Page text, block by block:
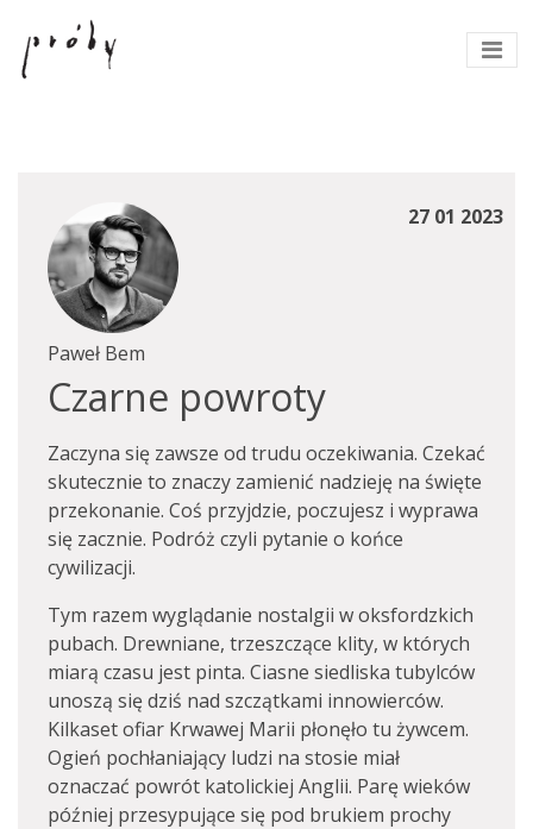
27 01 2023
Paweł Bem
Czarne powroty
Zaczyna się zawsze od trudu oczekiwania. Czekać
skutecznie to znaczy zamienić nadzieję na święte
przekonanie. Coś przyjdzie, poczujesz i wyprawa
się zacznie. Podróż czyli pytanie o końce
cywilizacji.
Tym razem wyglądanie nostalgii w oksfordzkich
pubach. Drewniane, trzeszczące klity, w których
miarą czasu jest pinta. Ciasne siedliska tubylców
unoszą się dziś nad szczątkami innowierców.
Kilkaset ofiar Krwawej Marii płonęło tu żywcem.
Ogień pochłaniający ludzi na stosie miał
oznaczać powrót katolickiej Anglii. Parę wieków
później przesypujące się pod brukiem prochy